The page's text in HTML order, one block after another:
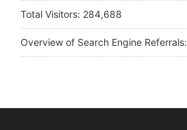
Total Visitors: 284,688
Overview of Search Engine Referrals: